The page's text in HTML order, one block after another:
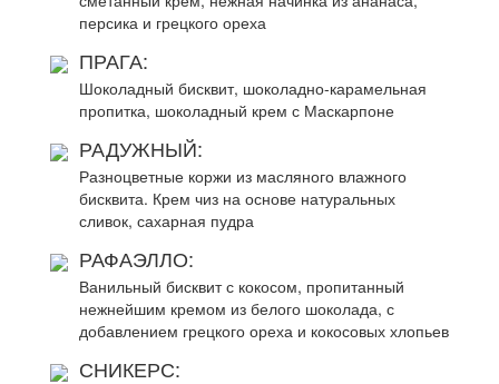
персика и грецкого ореха
ПРАГА:
Шоколадный бисквит, шоколадно-карамельная
пропитка, шоколадный крем с Маскарпоне
РАДУЖНЫЙ:
Разноцветные коржи из масляного влажного
бисквита. Крем чиз на основе натуральных
сливок, сахарная пудра
РАФАЭЛЛО:
Ванильный бисквит с кокосом, пропитанный
нежнейшим кремом из белого шоколада, с
добавлением грецкого ореха и кокосовых хлопьев
СНИКЕРС: